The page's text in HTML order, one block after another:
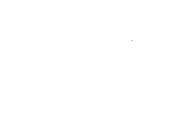
-